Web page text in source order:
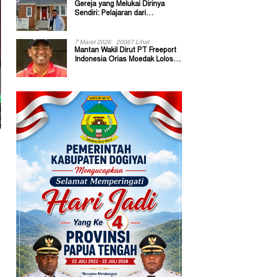
Gereja yang Melukai Dirinya
Sendiri: Pelajaran dari
7 Maret 2026 20067 Lihat
Mantan Wakil Dirut PT Freeport
Indonesia Orias Moedak Lolos